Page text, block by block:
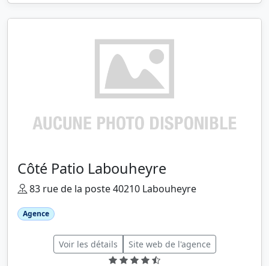
Côté Patio Labouheyre
83 rue de la poste 40210 Labouheyre
Agence
Voir les détails Site web de l'agence